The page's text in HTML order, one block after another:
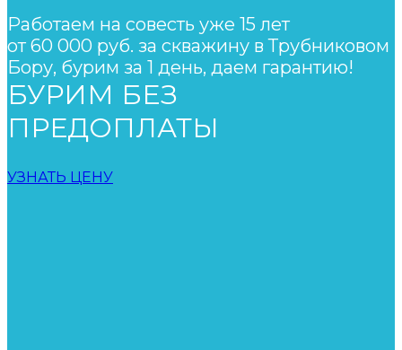
Работаем на совесть уже 15 лет
от 60 000 руб. за скважину в Трубниковом
Бору, бурим за 1 день, даем гарантию!
БУРИМ БЕЗ
ПРЕДОПЛАТЫ
УЗНАТЬ ЦЕНУ